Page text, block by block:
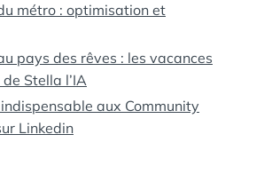
métro : optimisation et
pays des rêves : les vacances
Stella l’IA
indispensable aux Community
Linkedin